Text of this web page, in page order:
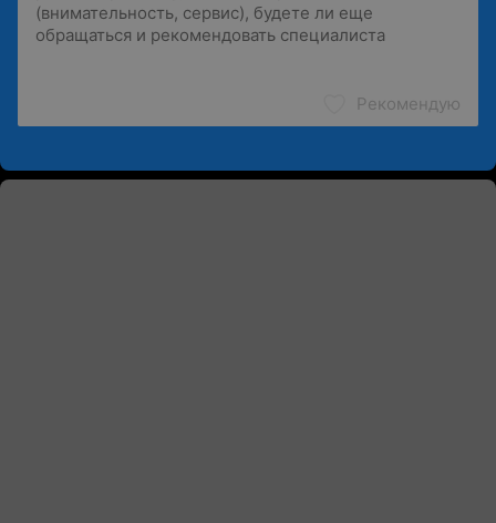
Рекомендую